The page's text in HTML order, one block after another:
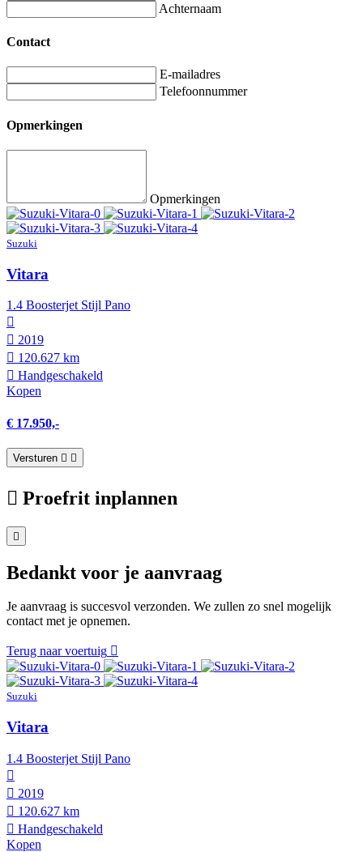
Achternaam
Contact
E-mailadres
Telefoonnummer
Opmerkingen
Opmerkingen
Suzuki
Vitara
1.4 Boosterjet Stijl Pano
2019
120.627 km
Hand­geschakeld
Kopen
€ 17.950,-
Versturen
Proefrit inplannen
Bedankt voor je aanvraag
Je aanvraag is succesvol verzonden. We zullen zo snel mogelijk
contact met je opnemen.
Terug naar voertuig
Suzuki
Vitara
1.4 Boosterjet Stijl Pano
2019
120.627 km
Hand­geschakeld
Kopen